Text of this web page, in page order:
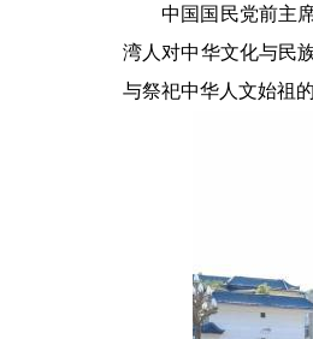
中国国民党前主
湾人对中华文化与民
与祭祀中华人文始祖